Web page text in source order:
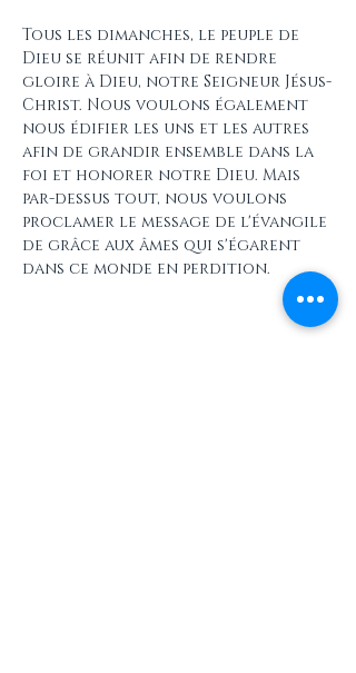
Tous les dimanches, le peuple de
Dieu se réunit afin de rendre
gloire à Dieu, notre Seigneur Jésus-
Christ. Nous voulons également
nous édifier les uns et les autres
afin de grandir ensemble dans la
foi et honorer notre Dieu. Mais
par-dessus tout, nous voulons
proclamer le message de l'évangile
de grâce aux âmes qui s'égarent
dans ce monde en perdition.